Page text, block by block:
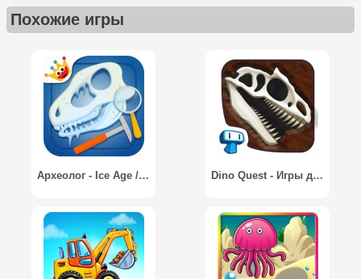
Похожие игры
Археолог - Ice Age / Archaeologist - Ice Age Dino Quest - Игры динозавров